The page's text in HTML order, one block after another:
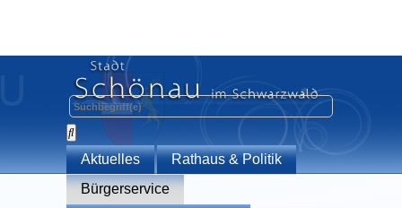
Aktuelles
Rathaus & Politik
Bürgerservice